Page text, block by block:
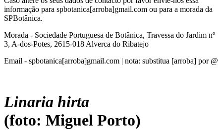
informação para spbotanica[arroba]gmail.com ou para a morada da
SPBotânica.
Morada - Sociedade Portuguesa de Botânica, Travessa do Jardim nº
3, A-dos-Potes, 2615-018 Alverca do Ribatejo
Email - spbotanica[arroba]gmail.com | nota: substitua [arroba] por @
Linaria hirta
(foto: Miguel Porto)